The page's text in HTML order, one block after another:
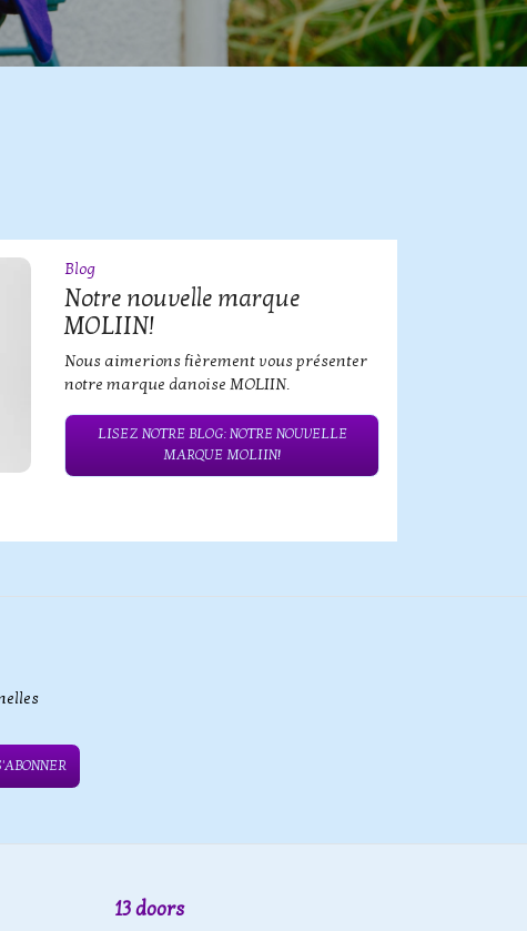
Blog
Notre nouvelle marque
MOLIIN!
Nous aimerions fièrement vous présenter
notre marque danoise MOLIIN.
LISEZ NOTRE BLOG: NOTRE NOUVELLE
MARQUE MOLIIN!
13 doors